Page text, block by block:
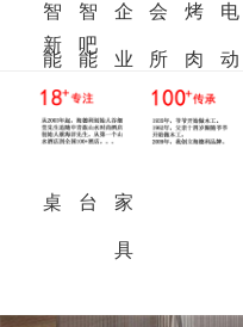
智
能
火
桌
智
能
调
台
企
业
家
具
会
所
家
烤
肉
桌
电
动
新
中
式
吧
椅